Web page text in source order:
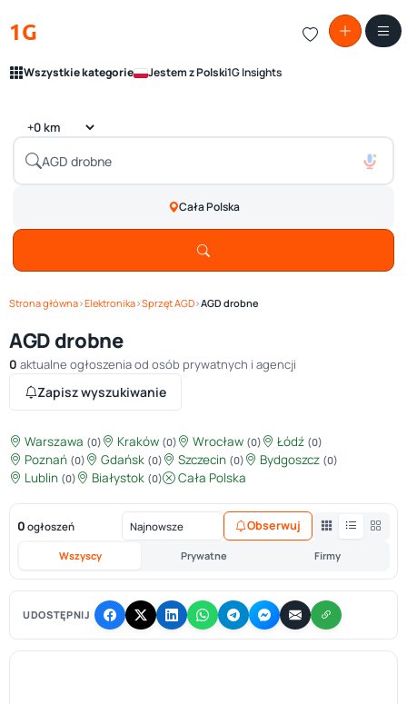
1G
Wszystkie kategorie Jestem z Polski1G Insights
Cała Polska
Strona główna›Elektronika›Sprzęt AGD›AGD drobne
AGD drobne
0 aktualne ogłoszenia od osób prywatnych i agencji
Zapisz wyszukiwanie
Warszawa (0) Kraków (0) Wrocław (0) Łódź (0)
Poznań (0) Gdańsk (0) Szczecin (0) Bydgoszcz (0)
Lublin (0) Białystok (0) Cała Polska
0 ogłoszeń
Wszyscy Prywatne Firmy
Obserwuj
UDOSTĘPNIJ